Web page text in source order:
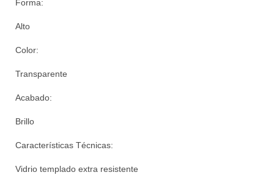
Forma:
Alto
Color:
Transparente
Acabado:
Brillo
Características Técnicas:
Vidrio templado extra resistente